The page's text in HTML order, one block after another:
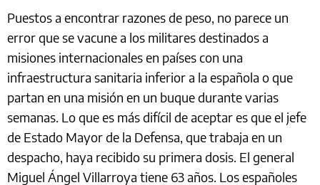
Puestos a encontrar razones de peso, no parece un
error que se vacune a los militares destinados a
misiones internacionales en países con una
infraestructura sanitaria inferior a la española o que
partan en una misión en un buque durante varias
semanas. Lo que es más difícil de aceptar es que el jefe
de Estado Mayor de la Defensa, que trabaja en un
despacho, haya recibido su primera dosis. El general
Miguel Ángel Villarroya tiene 63 años. Los españoles